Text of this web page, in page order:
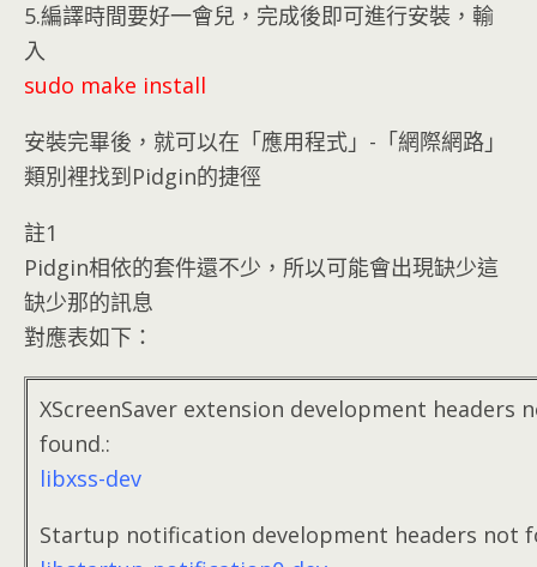
5.編譯時間要好一會兒，完成後即可進行安裝，輸
入
sudo make install
安裝完畢後，就可以在「應用程式」-「網際網路」
類別裡找到Pidgin的捷徑
註1
Pidgin相依的套件還不少，所以可能會出現缺少這
缺少那的訊息
對應表如下：
XScreenSaver extension development headers
found.:
libxss-dev
Startup notification development headers not